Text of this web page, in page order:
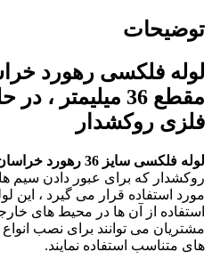
توضیحات
لوله فلکسی رهورد
فلزی روکشدار
لوله فلکسی سایز 36 رهورد خراسان
روکشدار که برای عبور دادن سیم
مورد استفاده قرار می گیرد ، این
استفاده از آن ها در محیط های
مشتریان می توانند برای نصب
های متناسب استفاده نمایند.